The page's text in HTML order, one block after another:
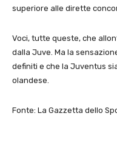
superiore alle dirette
Voci, tutte queste, che
dalla Juve. Ma la
definiti e che la Juventus
olandese.
Fonte: La Gazzetta dello